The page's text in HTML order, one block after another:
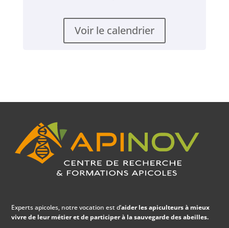
Voir le calendrier
Experts apicoles, notre vocation est d’aider les apiculteurs à mieux
vivre de leur métier et de participer à la sauvegarde des abeilles.